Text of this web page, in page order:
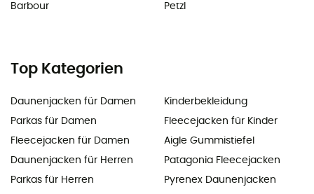
Barbour
Petzl
Top Kategorien
Daunenjacken für Damen
Parkas für Damen
Fleecejacken für Damen
Daunenjacken für Herren
Parkas für Herren
Kinderbekleidung
Fleecejacken für Kinder
Aigle Gummistiefel
Patagonia Fleecejacken
Pyrenex Daunenjacken